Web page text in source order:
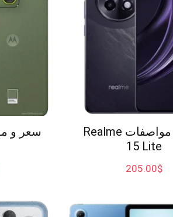
سعر و مواصفات Realme
15 Lite
$
205.00